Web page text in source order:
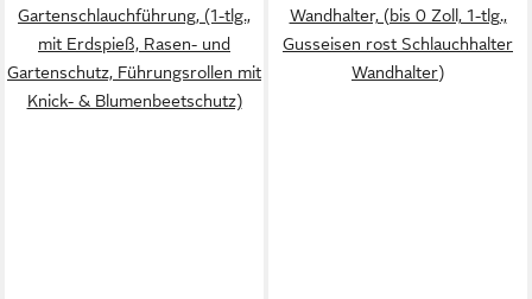
Gartenschlauchführung, (1-tlg.,
mit Erdspieß, Rasen- und
Gartenschutz, Führungsrollen mit
Knick- & Blumenbeetschutz)
Wandhalter, (bis 0 Zoll, 1-tlg.,
Gusseisen rost Schlauchhalter
Wandhalter)